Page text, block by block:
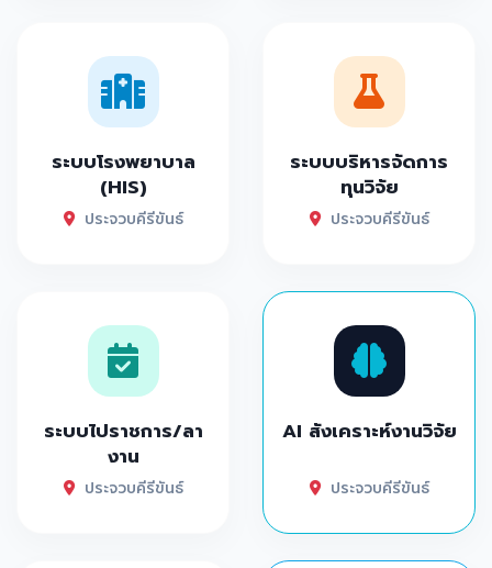
ระบบโรงพยาบาล
(HIS)
ประจวบคีรีขันธ์
ระบบบริหารจัดการ
ทุนวิจัย
ประจวบคีรีขันธ์
ระบบไปราชการ/ลา
งาน
ประจวบคีรีขันธ์
AI สังเคราะห์งานวิจัย
ประจวบคีรีขันธ์